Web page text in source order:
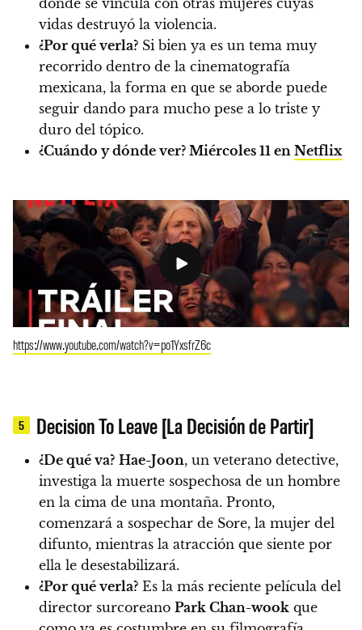
donde se vincula con otras mujeres cuyas
vidas destruyó la violencia.
¿Por qué verla? Si bien ya es un tema muy
recorrido dentro de la cinematografía
mexicana, la forma en que se aborde puede
seguir dando para mucho pese a lo triste y
duro del tópico.
¿Cuándo y dónde ver? Miércoles 11 en Netflix
https://www.youtube.com/watch?v=po1YxsfrZ6c
5 Decision To Leave [La Decisión de Partir]
¿De qué va? Hae-Joon, un veterano detective,
investiga la muerte sospechosa de un hombre
en la cima de una montaña. Pronto,
comenzará a sospechar de Sore, la mujer del
difunto, mientras la atracción que siente por
ella le desestabilizará.
¿Por qué verla? Es la más reciente película del
director surcoreano Park Chan-wook que